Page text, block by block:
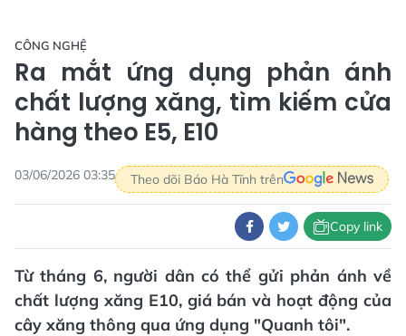
CÔNG NGHỆ
Ra mắt ứng dụng phản ánh
chất lượng xăng, tìm kiếm cửa
hàng theo E5, E10
03/06/2026 03:35 Theo dõi Báo Hà Tĩnh trên
Copy link
Từ tháng 6, người dân có thể gửi phản ánh về
chất lượng xăng E10, giá bán và hoạt động của
cây xăng thông qua ứng dụng "Quanh tôi".